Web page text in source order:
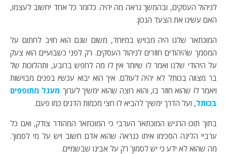
לניהול העסקים, ובהמשך נראה מה יהיה. כלומר כל אחד יחשוב לעצמו,
האם עשינו את הצעד הנכון.
המוכתאר שלנו היה מבויש במיוחד, משום שגם הוא חויב לחתום על
המסמך שהיהודים חוזרים לניהול העסקים. רק לפני כשבועיים הוא צעק
על היהודי שלנו ואמר לו שיותר אין לו מה לחפש ברובע, ותהלוכות של
בר מצווה בכותל לא יהיה לעולם. איך הוא יבוא עכשיו בפנים מבוישות
ויאמר לו שהוא חוזר בו, והוא רוצה שהוא ימשיך לערוך מעגל מתופפים
בכותל, ועל הדרך ימשיך להביא לו חצי מכמות הדגים כמו פעם.
בתוך תוכו הרגיש המוכתאר הערבי כי המוכתאר המהודר צודק, ואם כל
ערביי הליגה הסכימו איתו כנראה שהוא אדם חשוב ויש על מי לסמוך.
מה שהוא לא ידע כי יש לסמוך רק על אבינו שבשמיים.